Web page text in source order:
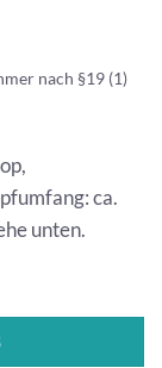
nach §19 (1)
ca.
unten.